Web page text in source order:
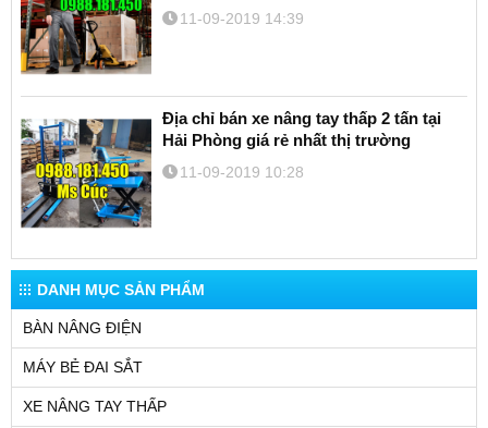
DANH MỤC SẢN PHẨM
BÀN NÂNG ĐIỆN
MÁY BẺ ĐAI SẮT
XE NÂNG TAY THẤP
11-09-2019 14:39
Địa chỉ bán xe nâng tay thấp 2 tấn tại
Hải Phòng giá rẻ nhất thị trường
11-09-2019 10:28